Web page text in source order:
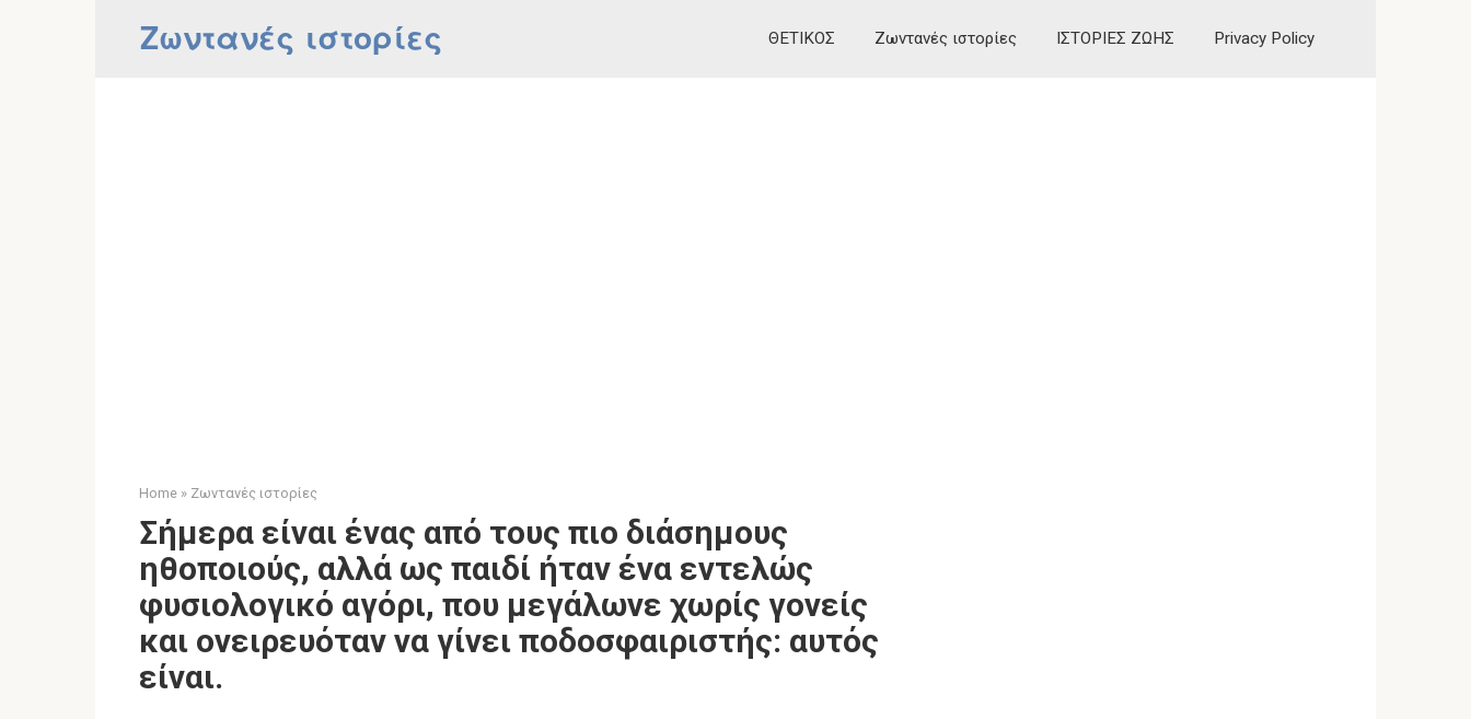
Ζωντανές ιστορίες ΘΕΤΙΚΟΣ Ζωντανές ιστορίες ΙΣΤΟΡΙΕΣ ΖΩΗΣ Privacy Policy
Home » Ζωντανές ιστορίες
Σήμερα είναι ένας από τους πιο διάσημους
ηθοποιούς, αλλά ως παιδί ήταν ένα εντελώς
φυσιολογικό αγόρι, που μεγάλωνε χωρίς γονείς
και ονειρευόταν να γίνει ποδοσφαιριστής: αυτός
είναι.